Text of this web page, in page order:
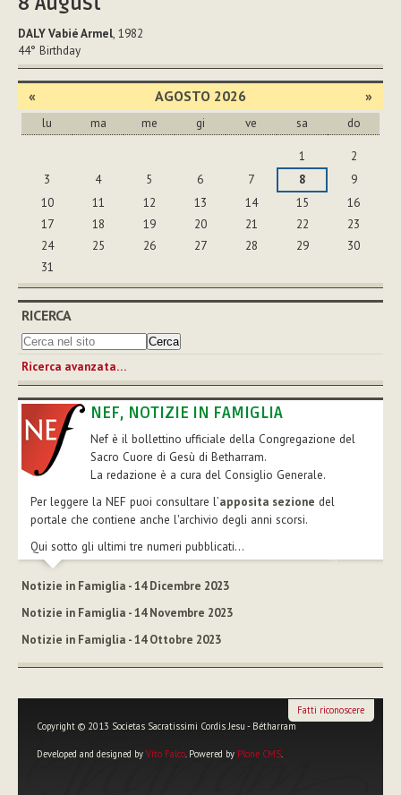
DALY Vabié Armel, 1982
44° Birthday
« AGOSTO 2026 »
lu ma me gi ve sa do
1
2
3
4 5 6 7 8
9
10
11 12 13 14 15
16
17
18 19 20 21 22
23
24
25 26 27 28 29
30
31
RICERCA
Ricerca avanzata…
NEF, NOTIZIE IN FAMIGLIA
Nef è il bollettino ufficiale della Congregazione del
Sacro Cuore di Gesù di Betharram.
La redazione è a cura del Consiglio Generale.
Per leggere la NEF puoi consultare l’apposita sezione del
portale che contiene anche l'archivio degli anni scorsi.
Qui sotto gli ultimi tre numeri pubblicati...
Notizie in Famiglia - 14 Dicembre 2023
Notizie in Famiglia - 14 Novembre 2023
Notizie in Famiglia - 14 Ottobre 2023
Copyright © 2013 Societas Sacratissimi Cordis Jesu - Bétharram
Developed and designed by Vito Falco. Powered by Plone CMS.
Fatti riconoscere